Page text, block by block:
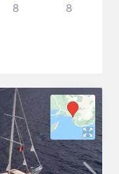
8 8